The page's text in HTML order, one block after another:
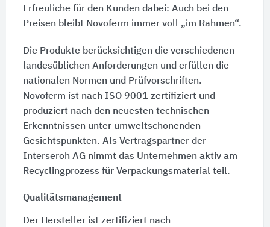
Erfreuliche für den Kunden dabei: Auch bei den
Preisen bleibt Novoferm immer voll „im Rahmen“.
Die Produkte berücksichtigen die verschiedenen
landesüblichen Anforderungen und erfüllen die
nationalen Normen und Prüfvorschriften.
Novoferm ist nach ISO 9001 zertifiziert und
produziert nach den neuesten technischen
Erkenntnissen unter umweltschonenden
Gesichtspunkten. Als Vertragspartner der
Interseroh AG nimmt das Unternehmen aktiv am
Recyclingprozess für Verpackungsmaterial teil.
Qualitätsmanagement
Der Hersteller ist zertifiziert nach